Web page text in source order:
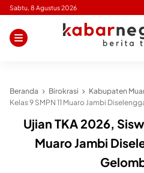
Skip
content
Sabtu, 8 Agustus 2026
Beranda Birokrasi Kabupaten
Kelas 9 SMPN 11 Muaro Jambi
Ujian TKA 2026,
Muaro Jambi